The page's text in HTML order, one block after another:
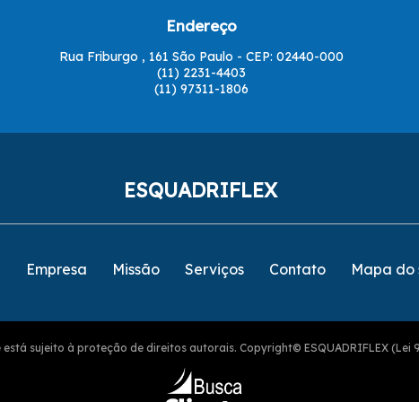
Endereço
Rua Friburgo , 161 São Paulo - CEP: 02440-000
(11) 2231-4403
(11) 97311-1806
ESQUADRIFLEX
Empresa Missão Serviços Contato Mapa do
sujeito à proteção de direitos autorais. Copyright© ESQUADRIFLEX (Lei